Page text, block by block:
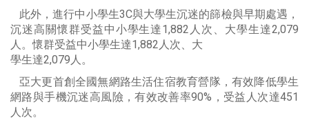
此外，進行中小學生3C與大學生沉迷的篩檢與早期處遇，
沉迷高關懷群受益中小學生達1,882人次、大學生達2,079
人。懷群受益中小學生達1,882人次、大
學生達2,079人。
亞大更首創全國無網路生活住宿教育營隊，有效降低學生
網路與手機沉迷高風險，有效改善率90%，受益人次達451
人次。